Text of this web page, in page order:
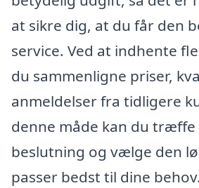
at sikre dig, at du får den
service. Ved at indhente
du sammenligne priser,
anmeldelser fra tidligere
denne måde kan du
beslutning og vælge den
passer bedst til dine behov.